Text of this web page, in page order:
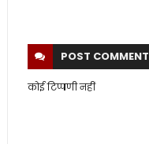
POST COMMENT
कोई टिप्पणी नहीं